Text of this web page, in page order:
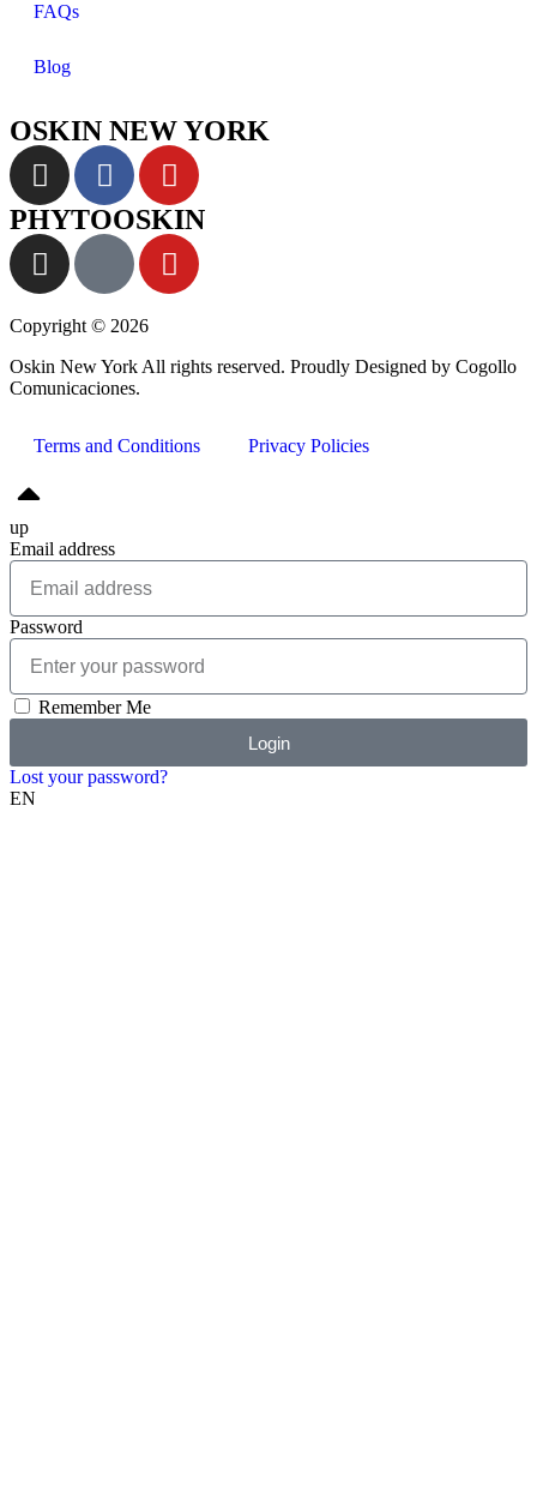
FAQs
Blog
OSKIN NEW YORK
PHYTOOSKIN
Copyright © 2026
Oskin New York All rights reserved. Proudly Designed by Cogollo
Comunicaciones.
Terms and Conditions Privacy Policies
up
Email address
Password
Remember Me
Login
Lost your password?
EN